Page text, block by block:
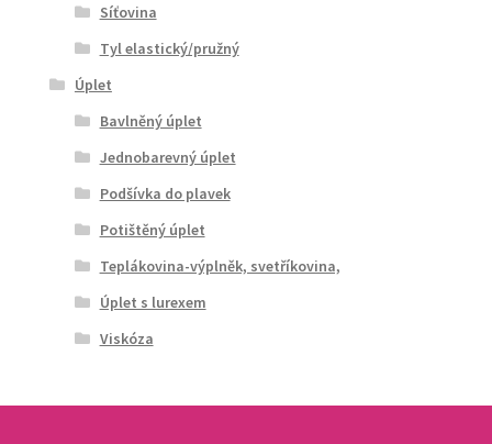
Síťovina
Tyl elastický/pružný
Úplet
Bavlněný úplet
Jednobarevný úplet
Podšívka do plavek
Potištěný úplet
Teplákovina-výplněk, svetříkovina,
Úplet s lurexem
Viskóza